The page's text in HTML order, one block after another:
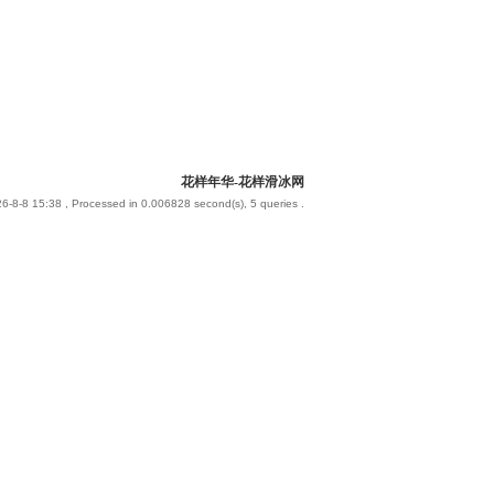
花样年华-花样滑冰网
8-8 15:38 , Processed in 0.006828 second(s), 5 queries .